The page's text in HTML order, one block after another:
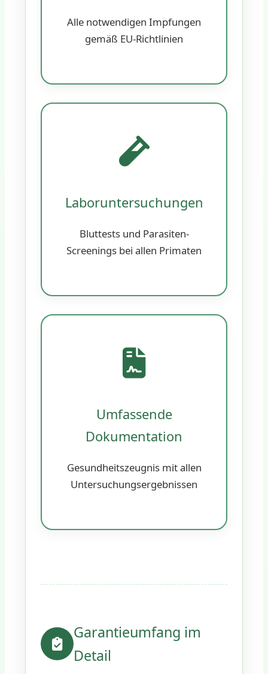
Alle notwendigen Impfungen
gemäß EU-Richtlinien
Laboruntersuchungen
Bluttests und Parasiten-
Screenings bei allen Primaten
Umfassende
Dokumentation
Gesundheitszeugnis mit allen
Untersuchungsergebnissen
Garantieumfang im
Detail